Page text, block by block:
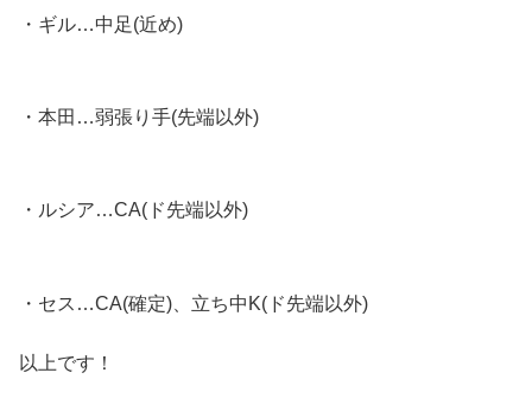
・ギル…中足(近め)
・本田…弱張り手(先端以外)
・ルシア…CA(ド先端以外)
・セス…CA(確定)、立ち中K(ド先端以外)
以上です！